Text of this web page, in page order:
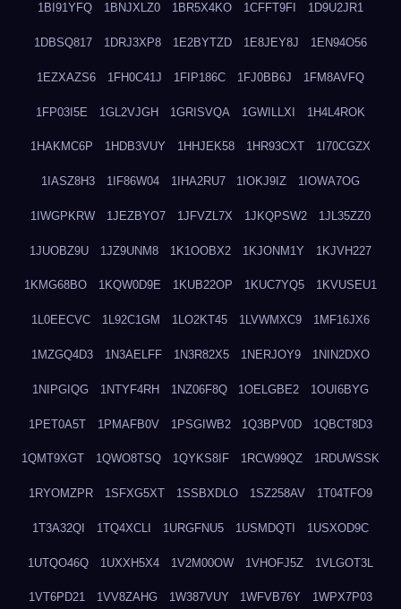
1BI91YFQ 1BNJXLZ0 1BR5X4KO 1CFFT9FI 1D9U2JR1
1DBSQ817 1DRJ3XP8 1E2BYTZD 1E8JEY8J 1EN94O56
1EZXAZS6 1FH0C41J 1FIP186C 1FJ0BB6J 1FM8AVFQ
1FP03I5E 1GL2VJGH 1GRISVQA 1GWILLXI 1H4L4ROK
1HAKMC6P 1HDB3VUY 1HHJEK58 1HR93CXT 1I70CGZX
1IASZ8H3 1IF86W04 1IHA2RU7 1IOKJ9IZ 1IOWA7OG
1IWGPKRW 1JEZBYO7 1JFVZL7X 1JKQPSW2 1JL35ZZ0
1JUOBZ9U 1JZ9UNM8 1K1OOBX2 1KJONM1Y 1KJVH227
1KMG68BO 1KQW0D9E 1KUB22OP 1KUC7YQ5 1KVUSEU1
1L0EECVC 1L92C1GM 1LO2KT45 1LVWMXC9 1MF16JX6
1MZGQ4D3 1N3AELFF 1N3R82X5 1NERJOY9 1NIN2DXO
1NIPGIQG 1NTYF4RH 1NZ06F8Q 1OELGBE2 1OUI6BYG
1PET0A5T 1PMAFB0V 1PSGIWB2 1Q3BPV0D 1QBCT8D3
1QMT9XGT 1QWO8TSQ 1QYKS8IF 1RCW99QZ 1RDUWSSK
1RYOMZPR 1SFXG5XT 1SSBXDLO 1SZ258AV 1T04TFO9
1T3A32QI 1TQ4XCLI 1URGFNU5 1USMDQTI 1USXOD9C
1UTQO46Q 1UXXH5X4 1V2M00OW 1VHOFJ5Z 1VLGOT3L
1VT6PD21 1VV8ZAHG 1W387VUY 1WFVB76Y 1WPX7P03